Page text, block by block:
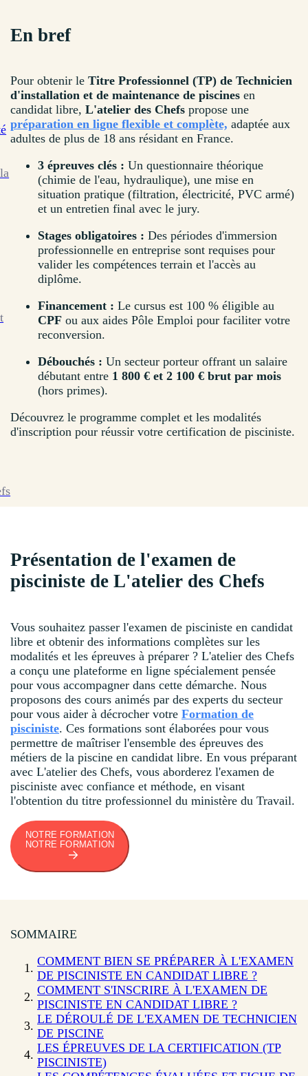
En bref
Pour obtenir le Titre Professionnel (TP) de Technicien
d'installation et de maintenance de piscines en
candidat libre, L'atelier des Chefs propose une
préparation en ligne flexible et complète, adaptée aux
adultes de plus de 18 ans résidant en France.
3 épreuves clés : Un questionnaire théorique
(chimie de l'eau, hydraulique), une mise en
situation pratique (filtration, électricité, PVC armé)
et un entretien final avec le jury.
Stages obligatoires : Des périodes d'immersion
professionnelle en entreprise sont requises pour
valider les compétences terrain et l'accès au
diplôme.
Financement : Le cursus est 100 % éligible au
CPF ou aux aides Pôle Emploi pour faciliter votre
reconversion.
Débouchés : Un secteur porteur offrant un salaire
débutant entre 1 800 € et 2 100 € brut par mois
(hors primes).
Découvrez le programme complet et les modalités
d'inscription pour réussir votre certification de pisciniste.
Présentation de l'examen de
pisciniste de L'atelier des Chefs
Vous souhaitez passer l'examen de pisciniste en candidat
libre et obtenir des informations complètes sur les
modalités et les épreuves à préparer ? L'atelier des Chefs
a conçu une plateforme en ligne spécialement pensée
pour vous accompagner dans cette démarche. Nous
proposons des cours animés par des experts du secteur
pour vous aider à décrocher votre Formation de
pisciniste. Ces formations sont élaborées pour vous
permettre de maîtriser l'ensemble des épreuves des
métiers de la piscine en candidat libre. En vous préparant
avec L'atelier des Chefs, vous aborderez l'examen de
pisciniste avec confiance et méthode, en visant
l'obtention du titre professionnel du ministère du Travail.
NOTRE FORMATION
NOTRE FORMATION
SOMMAIRE
COMMENT BIEN SE PRÉPARER À L'EXAMEN
DE PISCINISTE EN CANDIDAT LIBRE ?
COMMENT S'INSCRIRE À L'EXAMEN DE
PISCINISTE EN CANDIDAT LIBRE ?
LE DÉROULÉ DE L'EXAMEN DE TECHNICIEN
DE PISCINE
LES ÉPREUVES DE LA CERTIFICATION (TP
PISCINISTE)